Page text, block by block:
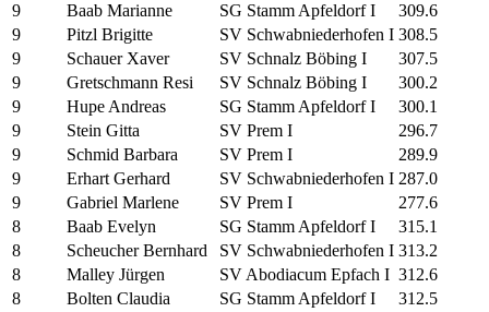
9
Baab Marianne SG Stamm Apfeldorf I
309.6
9
Pitzl Brigitte SV Schwabniederhofen I 308.5
9
Schauer Xaver SV Schnalz Böbing I
307.5
9
Gretschmann Resi SV Schnalz Böbing I
300.2
9
Hupe Andreas SG Stamm Apfeldorf I
300.1
9
Stein Gitta SV Prem I
296.7
9
Schmid Barbara SV Prem I
289.9
9
Erhart Gerhard SV Schwabniederhofen I 287.0
9
Gabriel Marlene SV Prem I
277.6
8
Baab Evelyn SG Stamm Apfeldorf I
315.1
8
Scheucher Bernhard SV Schwabniederhofen I 313.2
8
Malley Jürgen SV Abodiacum Epfach I 312.6
8
Bolten Claudia SG Stamm Apfeldorf I
312.5